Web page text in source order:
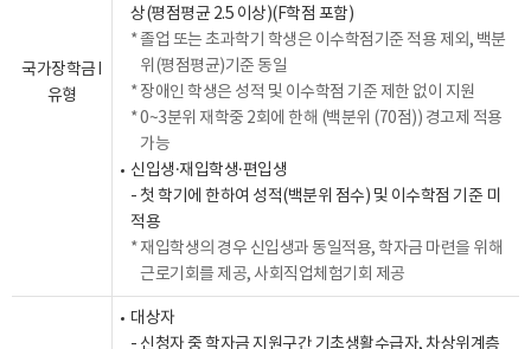
국가장학금 Ⅰ
유형
상(평점평균 2.5 이상)(F학점 포함)
졸업 또는 초과학기 학생은 이수학점기준 적용 제외, 백분
위(평점평균)기준 동일
장애인 학생은 성적 및 이수학점 기준 제한 없이 지원
0~3분위 재학중 2회에 한해 (백분위 (70점)) 경고제 적용
가능
신입생·재입학생·편입생
- 첫 학기에 한하여 성적(백분위 점수) 및 이수학점 기준 미
적용
재입학생의 경우 신입생과 동일적용, 학자금 마련을 위해
근로기회를 제공, 사회직업체험기회 제공
대상자
- 신청자 중 학자금 지원구간 기초생활수급자, 차상위계층